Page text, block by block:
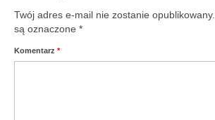
Twój adres e-mail nie zostanie opublikowany.
są oznaczone *
Komentarz *